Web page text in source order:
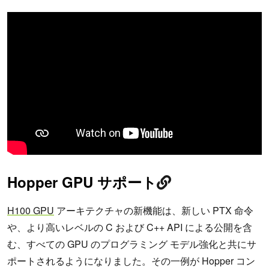
Hopper GPU サポート
H100 GPU アーキテクチャの新機能は、新しい PTX 命令
や、より高いレベルの C および C++ API による公開を含
む、すべての GPU のプログラミング モデル強化と共にサ
ポートされるようになりました。その一例が Hopper コン